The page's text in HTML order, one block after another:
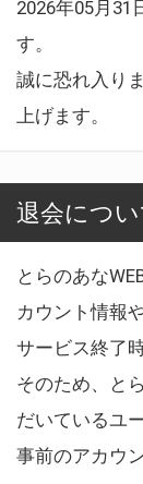
2026年05月31
す。
誠に恐れ入り
上げます。
退会につい
とらのあな
カウント情報
サービス終了
そのため、と
だいているユ
事前のアカウ